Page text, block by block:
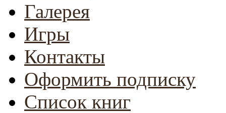
Галерея
Игры
Контакты
Оформить подписку
Список книг